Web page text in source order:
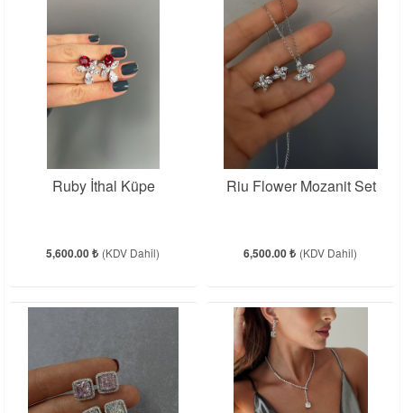
Ruby İthal Küpe
5,600.00 ₺ (KDV Dahil)
Riu Flower Mozanit Set
6,500.00 ₺ (KDV Dahil)